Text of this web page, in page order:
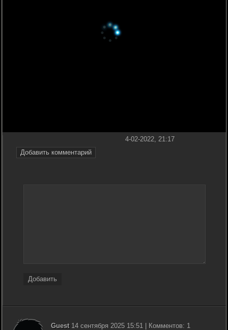
Добавить комментарий
4-02-2022, 21:17
Добавить
Guest14 сентября 2025 15:51 | Комментов: 1